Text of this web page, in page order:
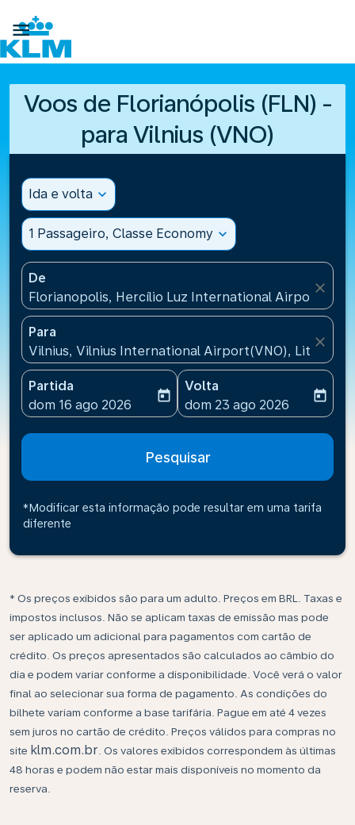

Voos de Florianópolis (FLN) -
para Vilnius (VNO)
Ida e volta expand_more
1 Passageiro, Classe Economy expand_more
De
Florianopolis, Hercílio Luz International
close
Para
Vilnius, Vilnius International Airport(VNO), Lithuania
close
Partida
fc-booking-departure-date-aria-label
dom 16 ago 2026
today
Volta
fc-booking-return-date-
dom 23 ago 2026
today
Pesquisar
*Modificar esta informação pode resultar em uma tarifa
diferente
* Os preços exibidos são para um adulto. Preços em BRL. Taxas e
impostos inclusos. Não se aplicam taxas de emissão mas pode
ser aplicado um adicional para pagamentos com cartão de
crédito. Os preços apresentados são calculados ao câmbio do
dia e podem variar conforme a disponibilidade. Você verá o valor
final ao selecionar sua forma de pagamento. As condições do
bilhete variam conforme a base tarifária. Pague em até 4 vezes
sem juros no cartão de crédito. Preços válidos para compras no
site klm.com.br . Os valores exibidos correspondem às últimas
48 horas e podem não estar mais disponíveis no momento da
reserva.